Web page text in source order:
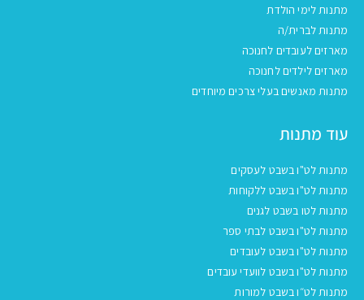
מתנות לימי הולדת
מתנות לברית/ה
מארזים לעובדים לחנוכה
מארזים לילדים לחנוכה
מתנות מאנשים בעלי צרכים מיוחדים
עוד מתנות
מתנות לט"ו בשבט לעסקים
מתנות לט"ו בשבט ללקוחות
מתנות לטו בשבט לגנים
מתנות לט"ו בשבט לבתי ספר
מתנות לט"ו בשבט לעובדים
מתנות לט"ו בשבט לוועדי עובדים
מתנות לט״ו בשבט למורות